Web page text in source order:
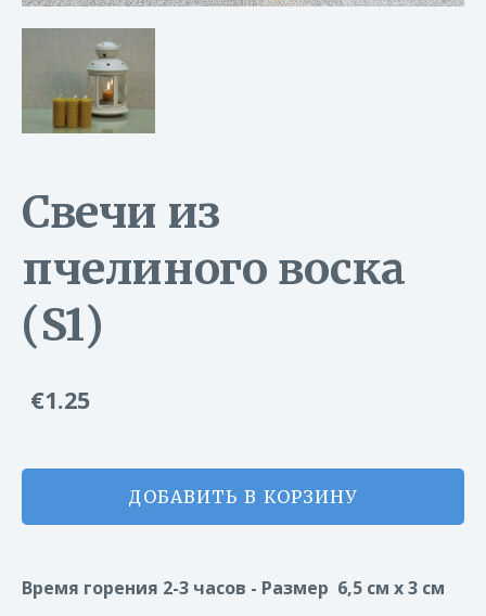
Свечи из
пчелиного воска
(S1)
€1.25
ДОБАВИТЬ В КОРЗИНУ
Время горения 2-3 часов - Размер 6,5 см x 3 см